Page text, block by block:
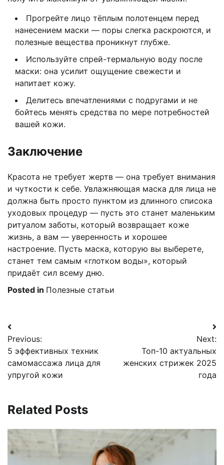
Прогрейте лицо тёплым полотенцем перед
нанесением маски — поры слегка раскроются, и
полезные вещества проникнут глубже.
Используйте спрей-термальную воду после
маски: она усилит ощущение свежести и
напитает кожу.
Делитесь впечатлениями с подругами и не
бойтесь менять средства по мере потребностей
вашей кожи.
Заключение
Красота не требует жертв — она требует внимания
и чуткости к себе. Увлажняющая маска для лица не
должна быть просто пунктом из длинного списока
уходовых процедур — пусть это станет маленьким
ритуалом заботы, который возвращает коже
жизнь, а вам — уверенность и хорошее
настроение. Пусть маска, которую вы выберете,
станет тем самым «глотком воды», который
придаёт сил всему дню.
Posted in Полезные статьи
Навигация
по
записям
Previous:
5 эффективных техник
самомассажа лица для
упругой кожи
Next:
Топ-10 актуальных
женских стрижек 2025
года
Related Posts